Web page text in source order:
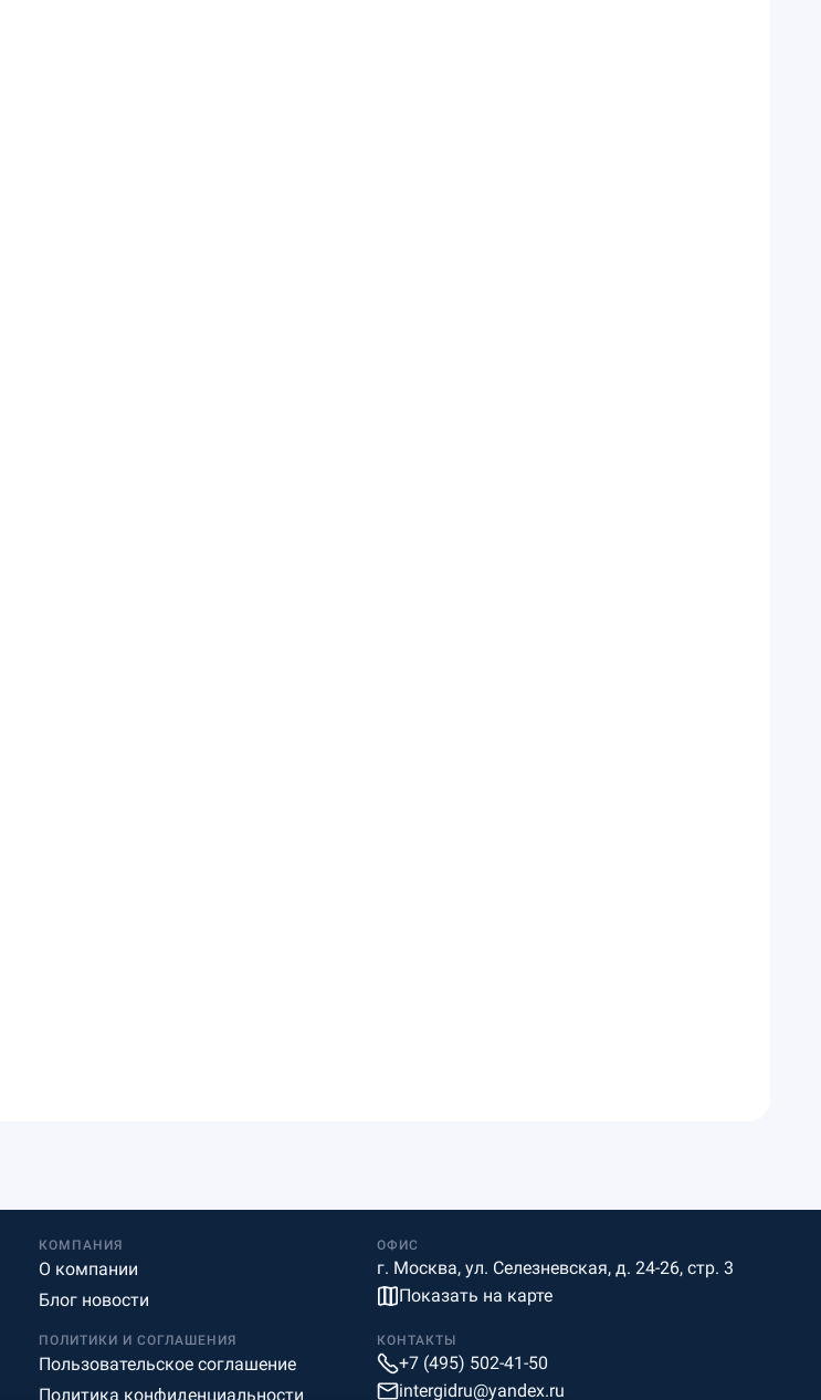
КОМПАНИЯ
О компании
Блог новости
ОФИС
г. Москва, ул. Селезневская, д. 24-26, стр. 3
Показать на карте
ПОЛИТИКИ И СОГЛАШЕНИЯ
Пользовательское соглашение
Политика конфиденциальности
КОНТАКТЫ
+7 (495) 502-41-50
intergidru@yandex.ru